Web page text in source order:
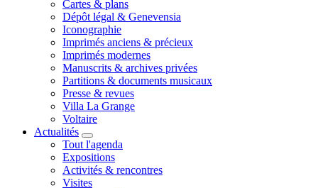
Cartes & plans
Dépôt légal & Genevensia
Iconographie
Imprimés anciens & précieux
Imprimés modernes
Manuscrits & archives privées
Partitions & documents musicaux
Presse & revues
Villa La Grange
Voltaire
Actualités
Tout l'agenda
Expositions
Activités & rencontres
Visites